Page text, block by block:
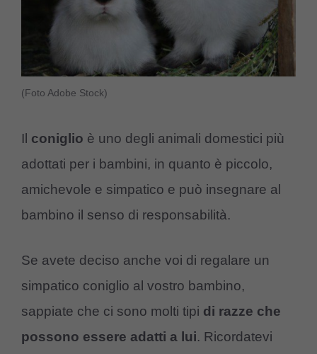
(Foto Adobe Stock)
Il coniglio è uno degli animali domestici più
adottati per i bambini, in quanto è piccolo,
amichevole e simpatico e può insegnare al
bambino il senso di responsabilità.
Se avete deciso anche voi di regalare un
simpatico coniglio al vostro bambino,
sappiate che ci sono molti tipi di razze che
possono essere adatti a lui. Ricordatevi